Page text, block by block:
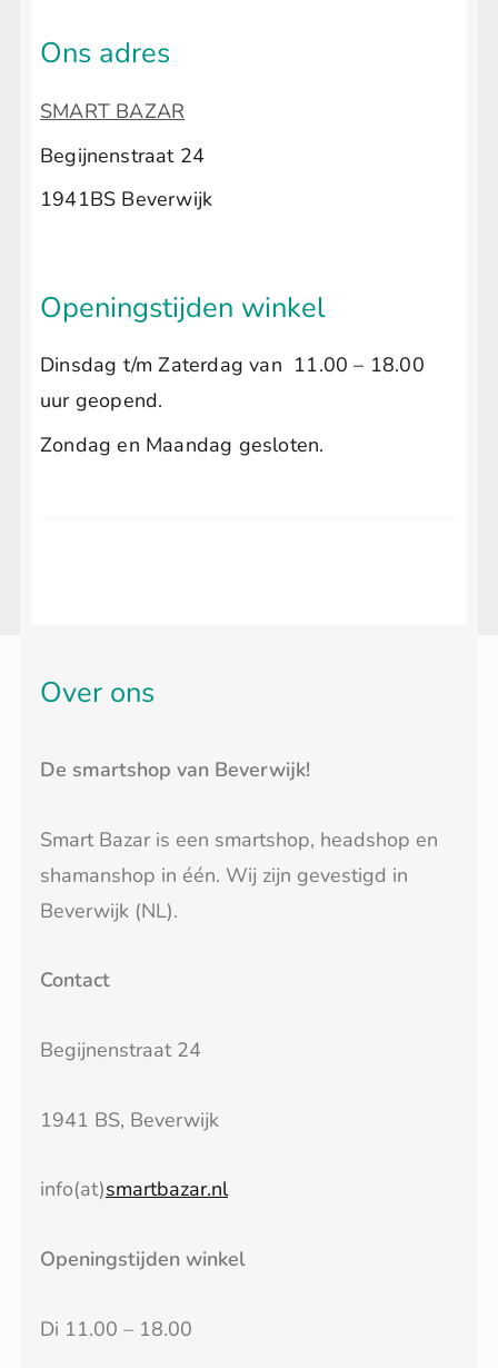
Ons adres
SMART BAZAR
Begijnenstraat 24
1941BS Beverwijk
Openingstijden winkel
Dinsdag t/m Zaterdag van 11.00 – 18.00
uur geopend.
Zondag en Maandag gesloten.
Over ons
De smartshop van Beverwijk!
Smart Bazar is een smartshop, headshop en
shamanshop in één. Wij zijn gevestigd in
Beverwijk (NL).
Contact
Begijnenstraat 24
1941 BS, Beverwijk
info(at)smartbazar.nl
Openingstijden winkel
Di 11.00 – 18.00